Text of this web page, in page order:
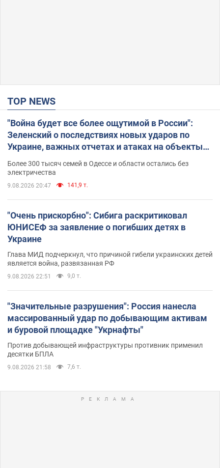
TOP NEWS
"Война будет все более ощутимой в России":
Зеленский о последствиях новых ударов по
Украине, важных отчетах и атаках на объекты
противника. Видео
Более 300 тысяч семей в Одессе и области остались без
электричества
9.08.2026 20:47 141,9 т.
"Очень прискорбно": Сибига раскритиковал
ЮНИСЕФ за заявление о погибших детях в
Украине
Глава МИД подчеркнул, что причиной гибели украинских детей
является война, развязанная РФ
9.08.2026 22:51 9,0 т.
"Значительные разрушения": Россия нанесла
массированный удар по добывающим активам
и буровой площадке "Укрнафты"
Против добывающей инфраструктуры противник применил
десятки БПЛА
9.08.2026 21:58 7,6 т.